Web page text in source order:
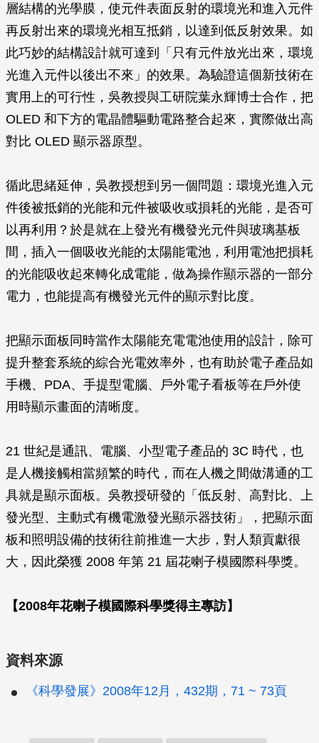
層結構的光學膜，使元件表面反射的環境光和進入元件
再反射出來的環境光相互抵銷，以達到低反射效果。如
此巧妙的結構設計就可達到「只有元件放光出來，環境
光進入元件以後出不來」的效果。為驗證這個新技術在
實用上的可行性，吳教授與工研院葉永輝博士合作，把
OLED 和下方的電晶體驅動電路整合起來，實際做出高
對比 OLED 顯示器原型。
循此思緒延伸，吳教授想到另一個問題：環境光進入元
件後被抵銷的光能和元件被吸收或損耗的光能，是否可
以再利用？於是就在上發光有機發光元件與玻璃基板
間，插入一個吸收光能的太陽能電池，利用電池把損耗
的光能吸收起來轉化成電能，做為操作顯示器的一部分
電力，也能提高有機發光元件的顯示對比度。
把顯示面板同時當作太陽能充電電池使用的設計，除可
提升整套系統的綜合光電效率外，也有助於電子產品如
手機、PDA、手提型電腦、戶外電子看板等在戶外使
用時顯示畫面的清晰度。
21 世紀是通訊、電腦、小型電子產品的 3C 時代，也
是人機接觸相當頻繁的時代，而在人機之間做溝通的工
具就是顯示面板。吳教授研發的「低反射、高對比、上
發光型、主動式有機電激發光顯示器技術」，把顯示面
板和照明設備的技術往前推進一大步，對人類貢獻很
大，因此榮獲 2008 年第 21 屆花喇子模國際科學獎。
【2008年花喇子模國際科學獎得主專訪】
資料來源
《科學發展》2008年12月，432期，71 ~ 73頁